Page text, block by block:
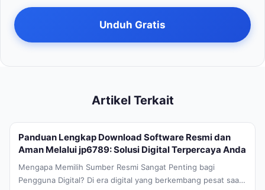
Unduh Gratis
Artikel Terkait
Panduan Lengkap Download Software Resmi dan
Aman Melalui jp6789: Solusi Digital Terpercaya Anda
Mengapa Memilih Sumber Resmi Sangat Penting bagi
Pengguna Digital? Di era digital yang berkembang pesat saat